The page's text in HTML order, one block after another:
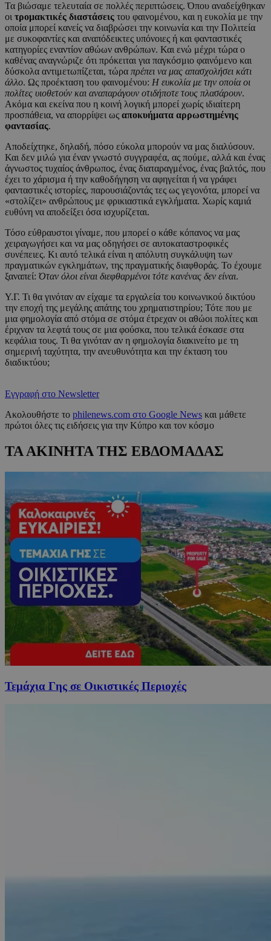
Τα βιώσαμε τελευταία σε πολλές περιπτώσεις. Όπου αναδείχθηκαν
οι τρομακτικές διαστάσεις του φαινομένου, και η ευκολία με την
οποία μπορεί κανείς να διαβρώσει την κοινωνία και την Πολιτεία
με συκοφαντίες και αναπόδεικτες υπόνοιες ή και φανταστικές
κατηγορίες εναντίον αθώων ανθρώπων. Και ενώ μέχρι τώρα ο
καθένας αναγνώριζε ότι πρόκειται για παγκόσμιο φαινόμενο και
δύσκολα αντιμετωπίζεται, τώρα πρέπει να μας απασχολήσει κάτι
άλλο. Ως προέκταση του φαινομένου: Η ευκολία με την οποία οι
πολίτες υιοθετούν και αναπαράγουν οτιδήποτε τους πλασάρουν.
Ακόμα και εκείνα που η κοινή λογική μπορεί χωρίς ιδιαίτερη
προσπάθεια, να απορρίψει ως αποκυήματα αρρωστημένης
φαντασίας.
Αποδείχτηκε, δηλαδή, πόσο εύκολα μπορούν να μας διαλύσουν.
Και δεν μιλώ για έναν γνωστό συγγραφέα, ας πούμε, αλλά και ένας
άγνωστος τυχαίος άνθρωπος, ένας διαταραγμένος, ένας βαλτός, που
έχει το χάρισμα ή την καθοδήγηση να αφηγείται ή να γράφει
φανταστικές ιστορίες, παρουσιάζοντάς τες ως γεγονότα, μπορεί να
«στολίζει» ανθρώπους με φρικιαστικά εγκλήματα. Χωρίς καμιά
ευθύνη να αποδείξει όσα ισχυρίζεται.
Τόσο εύθραυστοι γίναμε, που μπορεί ο κάθε κόπανος να μας
χειραγωγήσει και να μας οδηγήσει σε αυτοκαταστροφικές
συνέπειες. Κι αυτό τελικά είναι η απόλυτη συγκάλυψη των
πραγματικών εγκλημάτων, της πραγματικής διαφθοράς. Το έχουμε
ξαναπεί: Όταν όλοι είναι διεφθαρμένοι τότε κανένας δεν είναι.
Υ.Γ. Τι θα γινόταν αν είχαμε τα εργαλεία του κοινωνικού δικτύου
την εποχή της μεγάλης απάτης του χρηματιστηρίου; Τότε που με
μια φημολογία από στόμα σε στόμα έτρεχαν οι αθώοι πολίτες και
έριχναν τα λεφτά τους σε μια φούσκα, που τελικά έσκασε στα
κεφάλια τους. Τι θα γινόταν αν η φημολογία διακινείτο με τη
σημερινή ταχύτητα, την ανευθυνότητα και την έκταση του
διαδικτύου;
Εγγραφή στο Newsletter
Ακολουθήστε το philenews.com στο Google News και μάθετε
πρώτοι όλες τις ειδήσεις για την Κύπρο και τον κόσμο
ΤΑ ΑΚΙΝΗΤΑ ΤΗΣ ΕΒΔΟΜΑΔΑΣ
Τεμάχια Γης σε Οικιστικές Περιοχές